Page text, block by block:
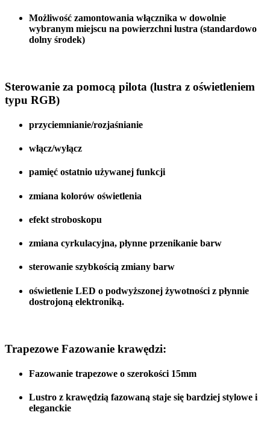
Możliwość zamontowania włącznika w dowolnie
wybranym miejscu na powierzchni lustra (standardowo
dolny środek)
Sterowanie za pomocą pilota (lustra z oświetleniem
typu RGB)
przyciemnianie/rozjaśnianie
włącz/wyłącz
pamięć ostatnio używanej funkcji
zmiana kolorów oświetlenia
efekt stroboskopu
zmiana cyrkulacyjna, płynne przenikanie barw
sterowanie szybkością zmiany barw
oświetlenie LED o podwyższonej żywotności z płynnie
dostrojoną elektroniką.
Trapezowe Fazowanie krawędzi:
Fazowanie trapezowe o szerokości 15mm
Lustro z krawędzią fazowaną staje się bardziej stylowe i
eleganckie